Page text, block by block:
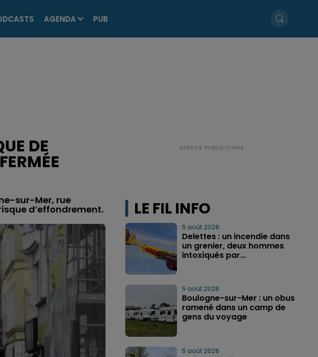
AGENDA PUB
DE
sur-Mer, rue
d’effondrement. LE FIL INFO
5 août 2026
Delettes : un incendie dans
un grenier, deux hommes
intoxiqués par...
5 août 2026
Boulogne-sur-Mer : un obus
ramené dans un camp de
gens du voyage
5 août 2026